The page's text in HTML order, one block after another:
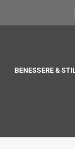
BENESSERE &